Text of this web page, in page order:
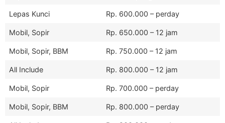
Lepas Kunci Rp. 600.000 – perday
Mobil, Sopir Rp. 650.000 – 12 jam
Mobil, Sopir, BBM Rp. 750.000 – 12 jam
All Include Rp. 800.000 – 12 jam
Mobil, Sopir Rp. 700.000 – perday
Mobil, Sopir, BBM Rp. 800.000 – perday